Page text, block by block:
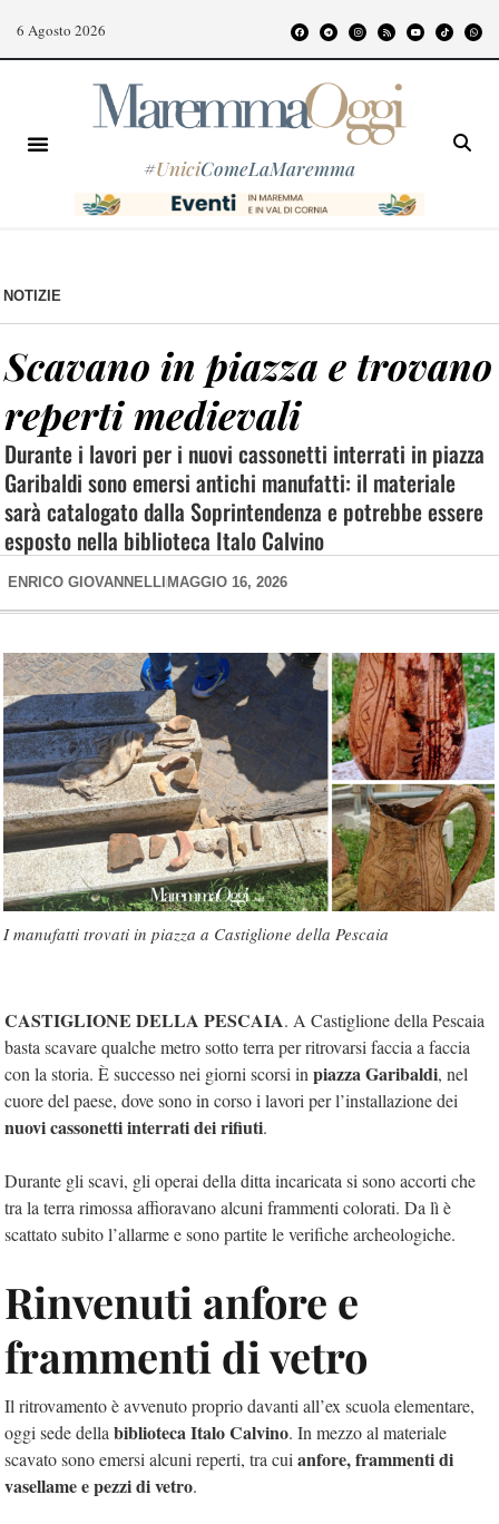
6 Agosto 2026
#UniciComeLaMaremma
NOTIZIE
Scavano in piazza e trovano
reperti medievali
Durante i lavori per i nuovi cassonetti interrati in piazza
Garibaldi sono emersi antichi manufatti: il materiale
sarà catalogato dalla Soprintendenza e potrebbe essere
esposto nella biblioteca Italo Calvino
ENRICO GIOVANNELLI MAGGIO 16, 2026
I manufatti trovati in piazza a Castiglione della Pescaia
CASTIGLIONE DELLA PESCAIA. A Castiglione della Pescaia
basta scavare qualche metro sotto terra per ritrovarsi faccia a faccia
con la storia. È successo nei giorni scorsi in piazza Garibaldi, nel
cuore del paese, dove sono in corso i lavori per l’installazione dei
nuovi cassonetti interrati dei rifiuti.
Durante gli scavi, gli operai della ditta incaricata si sono accorti che
tra la terra rimossa affioravano alcuni frammenti colorati. Da lì è
scattato subito l’allarme e sono partite le verifiche archeologiche.
Rinvenuti anfore e
frammenti di vetro
Il ritrovamento è avvenuto proprio davanti all’ex scuola elementare,
oggi sede della biblioteca Italo Calvino. In mezzo al materiale
scavato sono emersi alcuni reperti, tra cui anfore, frammenti di
vasellame e pezzi di vetro.